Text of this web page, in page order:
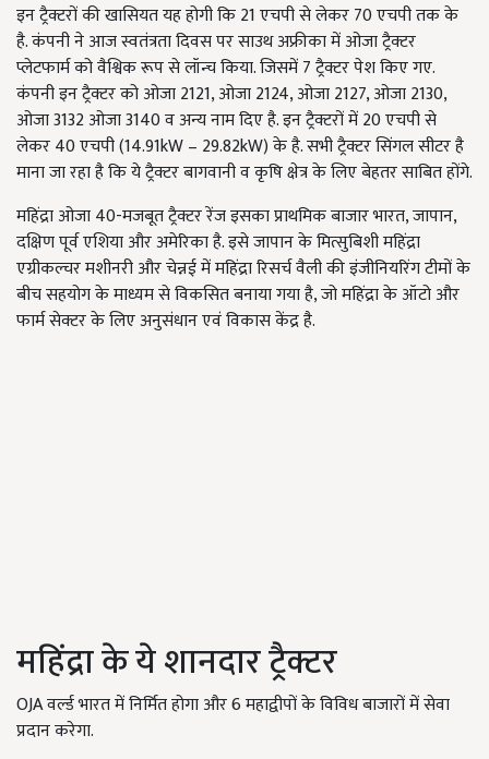
इन ट्रैक्टरों की खासियत यह होगी कि 21 एचपी से लेकर 70 एचपी तक के
है. कंपनी ने आज स्वतंत्रता दिवस पर साउथ अफ्रीका में ओजा ट्रैक्टर
प्लेटफार्म को वैश्विक रूप से लॉन्च किया. जिसमें 7 ट्रैक्टर पेश किए गए.
कंपनी इन ट्रैक्टर को ओजा 2121, ओजा 2124, ओजा 2127, ओजा 2130,
ओजा 3132 ओजा 3140 व अन्य नाम दिए है. इन ट्रैक्टरों में 20 एचपी से
लेकर 40 एचपी (14.91kW – 29.82kW) के है. सभी ट्रैक्टर सिंगल सीटर है
माना जा रहा है कि ये ट्रैक्टर बागवानी व कृषि क्षेत्र के लिए बेहतर साबित होंगे.
महिंद्रा ओजा 40-मजबूत ट्रैक्टर रेंज इसका प्राथमिक बाजार भारत, जापान,
दक्षिण पूर्व एशिया और अमेरिका है. इसे जापान के मित्सुबिशी महिंद्रा
एग्रीकल्चर मशीनरी और चेन्नई में महिंद्रा रिसर्च वैली की इंजीनियरिंग टीमों के
बीच सहयोग के माध्यम से विकसित बनाया गया है, जो महिंद्रा के ऑटो और
फार्म सेक्टर के लिए अनुसंधान एवं विकास केंद्र है.
महिंद्रा के ये शानदार ट्रैक्टर
OJA वर्ल्ड भारत में निर्मित होगा और 6 महाद्वीपों के विविध बाजारों में सेवा
प्रदान करेगा.